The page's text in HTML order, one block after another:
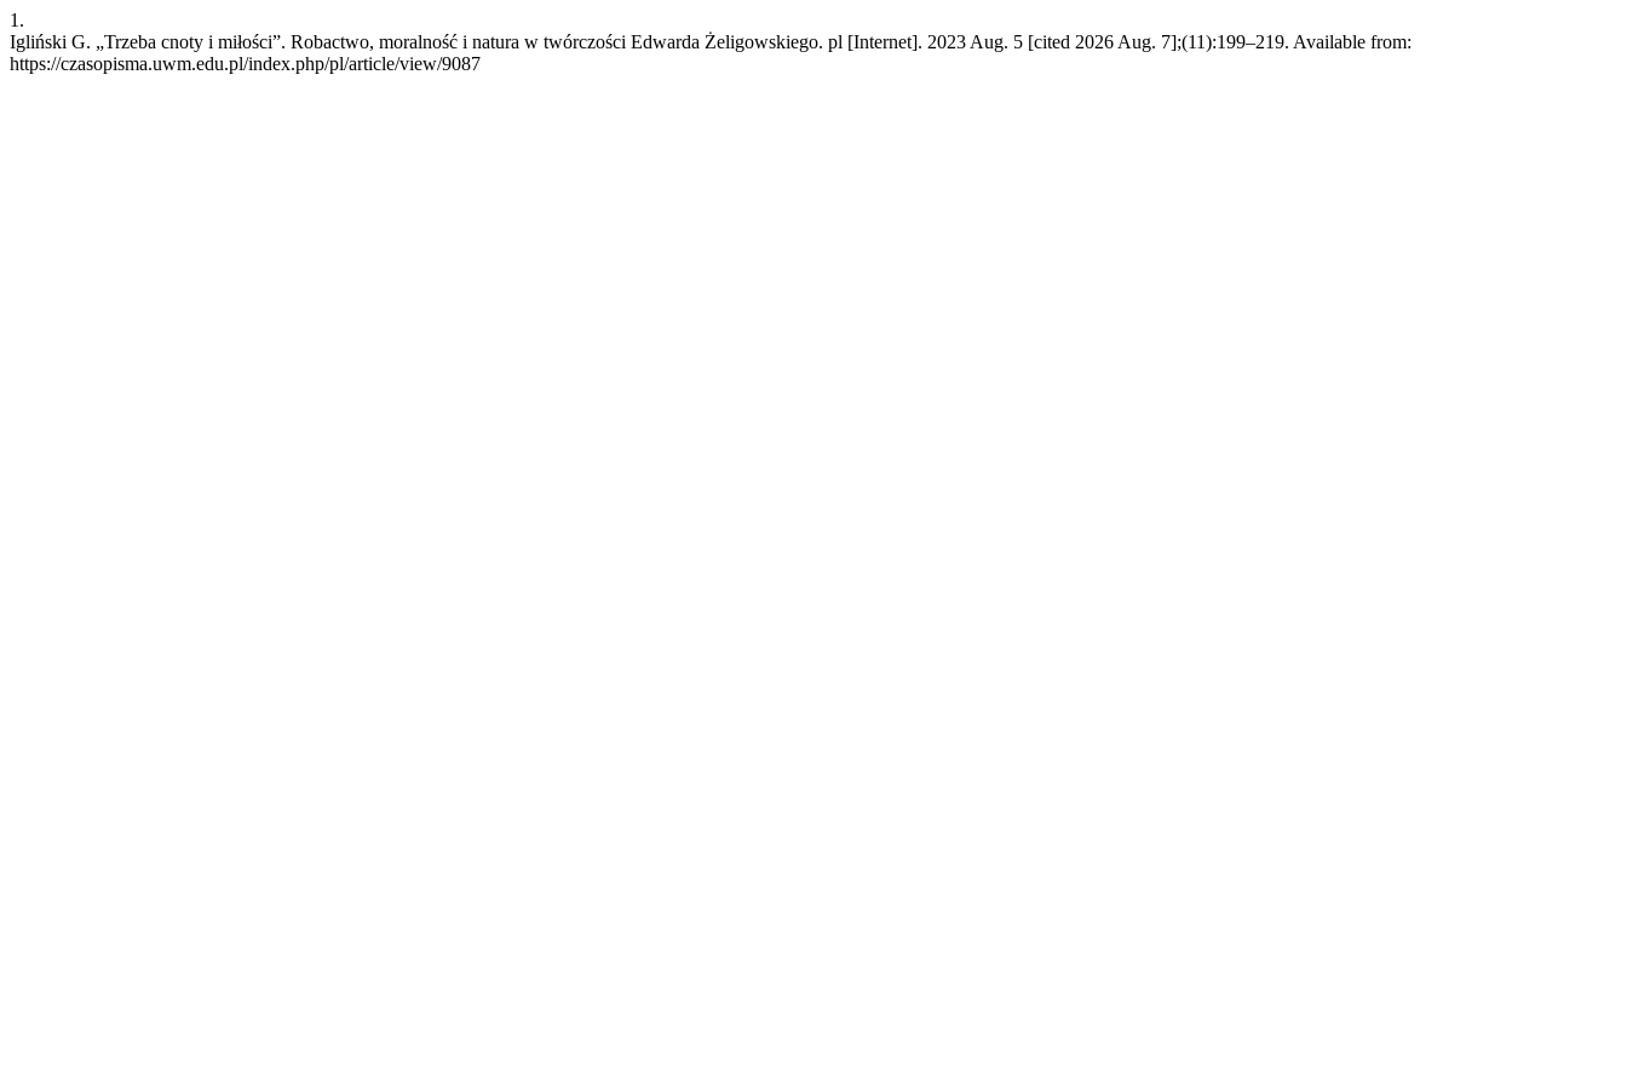
1.
Igliński G. „Trzeba cnoty i miłości”. Robactwo, moralność i natura w twórczości Edwarda Żeligowskiego. pl [Internet]. 2023 Aug. 5 [cited 2026 Aug. 7];(11):199–219. Available from:
https://czasopisma.uwm.edu.pl/index.php/pl/article/view/9087